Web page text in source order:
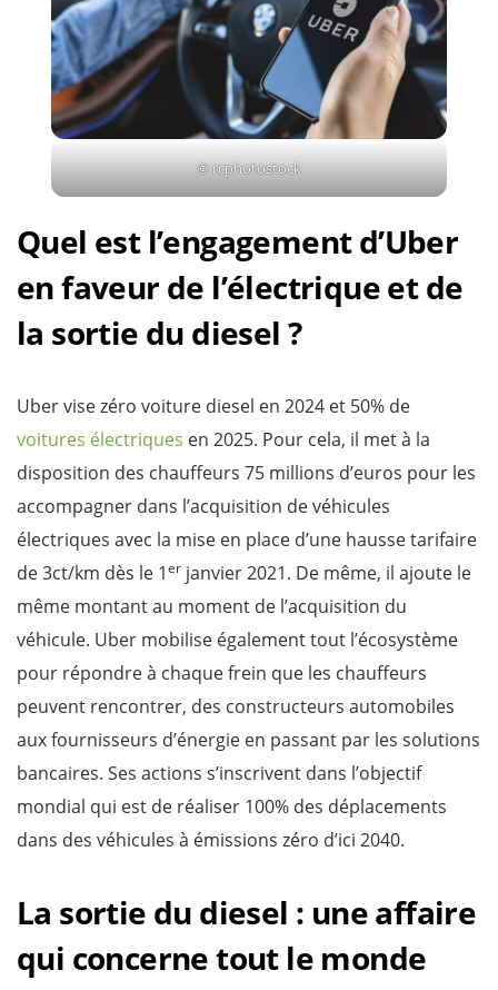
© rcphotostock
Quel est l’engagement d’Uber
en faveur de l’électrique et de
la sortie du diesel ?
Uber vise zéro voiture diesel en 2024 et 50% de
voitures électriques en 2025. Pour cela, il met à la
disposition des chauffeurs 75 millions d’euros pour les
accompagner dans l’acquisition de véhicules
électriques avec la mise en place d’une hausse tarifaire
de 3ct/km dès le 1er janvier 2021. De même, il ajoute le
même montant au moment de l’acquisition du
véhicule. Uber mobilise également tout l’écosystème
pour répondre à chaque frein que les chauffeurs
peuvent rencontrer, des constructeurs automobiles
aux fournisseurs d’énergie en passant par les solutions
bancaires. Ses actions s’inscrivent dans l’objectif
mondial qui est de réaliser 100% des déplacements
dans des véhicules à émissions zéro d’ici 2040.
La sortie du diesel : une affaire
qui concerne tout le monde